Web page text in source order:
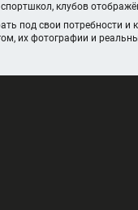
спортшкол, клубов
под свои потребности
их фотографии и